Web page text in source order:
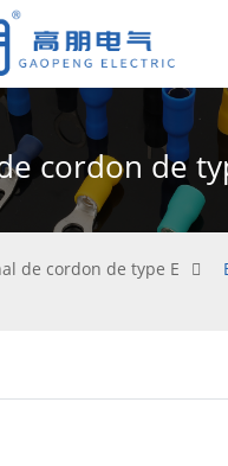
cordon de
de cordon de type E